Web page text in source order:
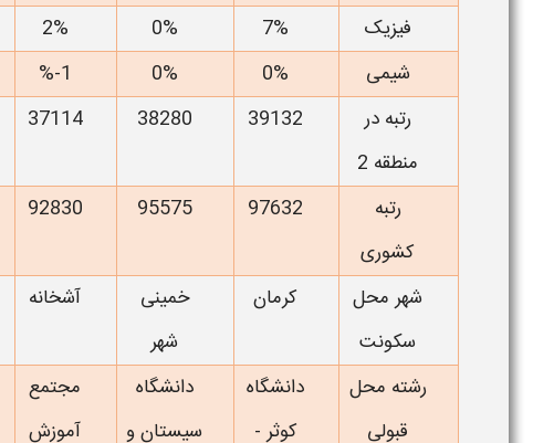
فیزیک
7%
0%
2%
شیمی
0%
0%
1-%
رتبه در
منطقه 2
39132
38280
37114
رتبه
کشوری
97632
95575
92830
شهر محل
سکونت
کرمان
خمینی
شهر
آشخانه
رشته محل
قبولی
دانشگاه
کوثر -
دانشگاه
سیستان و
مجتمع
آموزش